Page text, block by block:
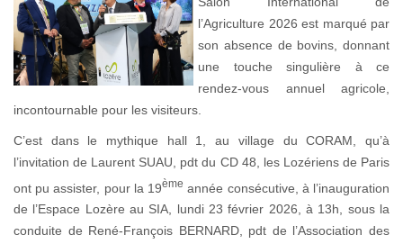
l’Agriculture 2026 est marqué par
son absence de bovins, donnant
une touche singulière à ce
rendez-vous annuel agricole,
incontournable pour les visiteurs.
C’est dans le mythique hall 1, au village du CORAM, qu’à
l’invitation de Laurent SUAU, pdt du CD 48, les Lozériens de Paris
ont pu assister, pour la 19ème année consécutive, à l’inauguration
de l’Espace Lozère au SIA, lundi 23 février 2026, à 13h, sous la
conduite de René-François BERNARD, pdt de l’Association des